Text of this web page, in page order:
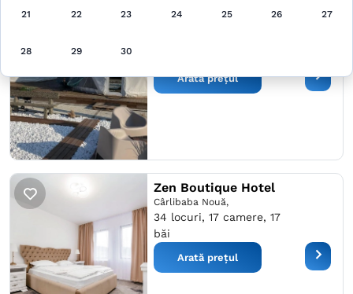
Maison du golf
Arată prețul
Zen Boutique Hotel
Cârlibaba Nouă,
34 locuri, 17 camere, 17
băi
Arată prețul
21 22 23 24 25 26 27
28 29 30